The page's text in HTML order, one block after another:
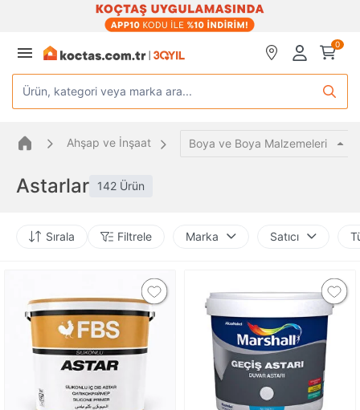
0
Ürün, kategori veya marka ara...
Ahşap ve İnşaat Boya ve Boya Malzemeleri
Astarlar 142 Ürün
Sırala Filtrele Marka Satıcı